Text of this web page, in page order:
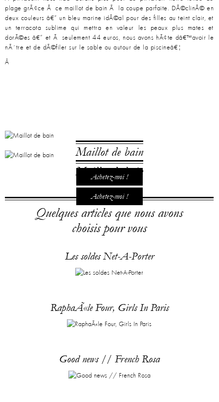
plage grÃ¢ce Ã ce maillot de bain Ã la coupe parfaite. DÃ©clinÃ© en
deux couleurs â€“ un bleu marine idÃ©al pour des filles au teint clair, et
un terracota sublime qui mettra en valeur les peaux plus mates et
dorÃ©es â€“ et Ã seulement 44 euros, nous avons hÃ¢te dâ€™avoir le
nÃ´tre et de dÃ©filer sur le sable ou autour de la piscineâ€¦
Â
Maillot de bain
Achetez-moi !
Maillot de bain
Achetez-moi !
Quelques articles que nous avons
choisis pour vous
Les soldes Net-A-Porter
RaphaÃ«le Four, Girls In Paris
Good news // French Rosa